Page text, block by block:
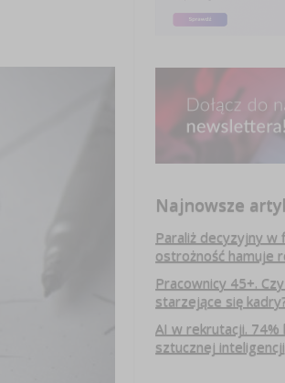
Najnowsze
Paraliż decyzyjny w
ostrożność hamuje
Pracownicy 45+.
starzejące się
AI w rekrutacji.
sztucznej inteligencji